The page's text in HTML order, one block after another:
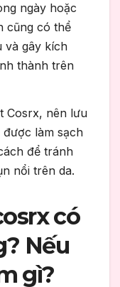
ngày hoặc
cũng có thể
và gây kích
thành trên
Cosrx, nên lưu
làm sạch
để tránh
nổi trên da.
có
Nếu
gì?